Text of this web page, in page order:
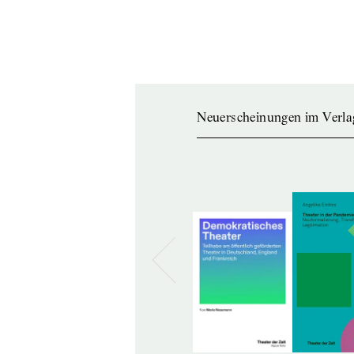
Neuerscheinungen im